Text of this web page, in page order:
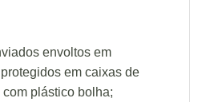
envoltos em
em caixas de
plástico bolha;